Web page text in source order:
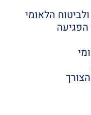
הלאומי
הפגיעה